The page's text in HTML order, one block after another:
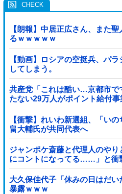
【朗報】中居正広さん、また
るｗｗｗｗｗ
【動画】ロシアの空挺兵、パ
してしまう。
共産党「これは酷い…京都市で
たない29万人がポイント給付事
【衝撃】れいわ新選組、「い
畠大輔氏が共同代表へ
ジャンポケ斎藤と代理人のや
にコントになってる……」と衝
大久保佳代子「休みの日はだ
暴露ｗｗｗ